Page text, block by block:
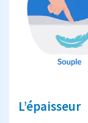
L’épaisseur